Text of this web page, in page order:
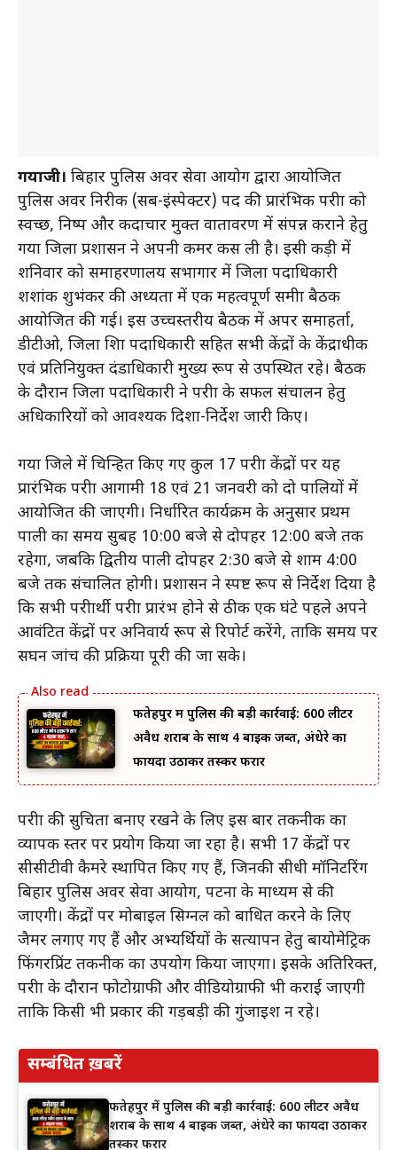
गयाजी। बिहार पुलिस अवर सेवा आयोग द्वारा आयोजित
पुलिस अवर निरीक्षक (सब-इंस्पेक्टर) पद की प्रारंभिक परीक्षा को
स्वच्छ, निष्पक्ष और कदाचार मुक्त वातावरण में संपन्न कराने हेतु
गया जिला प्रशासन ने अपनी कमर कस ली है। इसी कड़ी में
शनिवार को समाहरणालय सभागार में जिला पदाधिकारी
शशांक शुभंकर की अध्यक्षता में एक महत्वपूर्ण समीक्षा बैठक
आयोजित की गई। इस उच्चस्तरीय बैठक में अपर समाहर्ता,
डीटीओ, जिला शिक्षा पदाधिकारी सहित सभी केंद्रों के केंद्राधीक्षक
एवं प्रतिनियुक्त दंडाधिकारी मुख्य रूप से उपस्थित रहे। बैठक
के दौरान जिला पदाधिकारी ने परीक्षा के सफल संचालन हेतु
अधिकारियों को आवश्यक दिशा-निर्देश जारी किए।
गया जिले में चिन्हित किए गए कुल 17 परीक्षा केंद्रों पर यह
प्रारंभिक परीक्षा आगामी 18 एवं 21 जनवरी को दो पालियों में
आयोजित की जाएगी। निर्धारित कार्यक्रम के अनुसार प्रथम
पाली का समय सुबह 10:00 बजे से दोपहर 12:00 बजे तक
रहेगा, जबकि द्वितीय पाली दोपहर 2:30 बजे से शाम 4:00
बजे तक संचालित होगी। प्रशासन ने स्पष्ट रूप से निर्देश दिया है
कि सभी परीक्षार्थी परीक्षा प्रारंभ होने से ठीक एक घंटे पहले अपने
आवंटित केंद्रों पर अनिवार्य रूप से रिपोर्ट करेंगे, ताकि समय पर
सघन जांच की प्रक्रिया पूरी की जा सके।
फतेहपुर में पुलिस की बड़ी कार्रवाई: 600 लीटर
अवैध शराब के साथ 4 बाइक जब्त, अंधेरे का
फायदा उठाकर तस्कर फरार
परीक्षा की सुचिता बनाए रखने के लिए इस बार तकनीक का
व्यापक स्तर पर प्रयोग किया जा रहा है। सभी 17 केंद्रों पर
सीसीटीवी कैमरे स्थापित किए गए हैं, जिनकी सीधी मॉनिटरिंग
बिहार पुलिस अवर सेवा आयोग, पटना के माध्यम से की
जाएगी। केंद्रों पर मोबाइल सिग्नल को बाधित करने के लिए
जैमर लगाए गए हैं और अभ्यर्थियों के सत्यापन हेतु बायोमेट्रिक
फिंगरप्रिंट तकनीक का उपयोग किया जाएगा। इसके अतिरिक्त,
परीक्षा के दौरान फोटोग्राफी और वीडियोग्राफी भी कराई जाएगी
ताकि किसी भी प्रकार की गड़बड़ी की गुंजाइश न रहे।
सम्बंधित ख़बरें
फतेहपुर में पुलिस की बड़ी कार्रवाई: 600 लीटर अवैध
शराब के साथ 4 बाइक जब्त, अंधेरे का फायदा उठाकर
तस्कर फरार